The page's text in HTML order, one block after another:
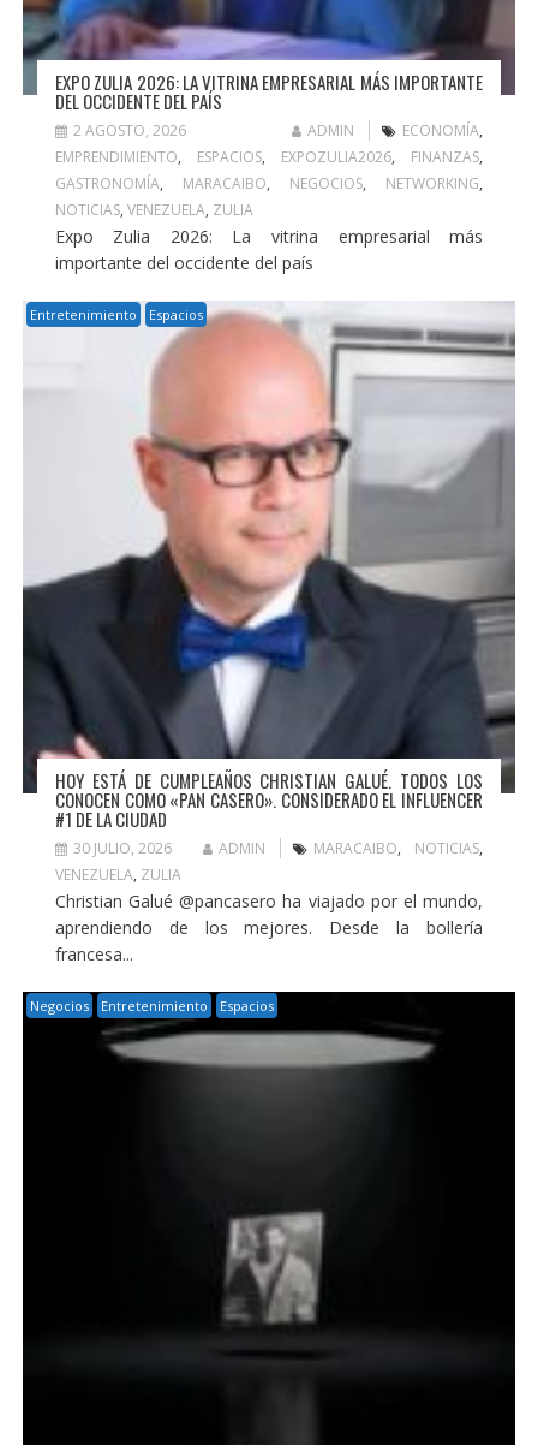
EXPO ZULIA 2026: LA VITRINA EMPRESARIAL MÁS IMPORTANTE
DEL OCCIDENTE DEL PAÍS
2 AGOSTO, 2026 ADMIN ECONOMÍA,
EMPRENDIMIENTO, ESPACIOS, EXPOZULIA2026, FINANZAS,
GASTRONOMÍA, MARACAIBO, NEGOCIOS, NETWORKING,
NOTICIAS, VENEZUELA, ZULIA
Expo Zulia 2026: La vitrina empresarial más
importante del occidente del país
Entretenimiento Espacios
HOY ESTÁ DE CUMPLEAÑOS CHRISTIAN GALUÉ. TODOS LOS
CONOCEN COMO «PAN CASERO». CONSIDERADO EL INFLUENCER
#1 DE LA CIUDAD
30 JULIO, 2026 ADMIN MARACAIBO, NOTICIAS,
VENEZUELA, ZULIA
Christian Galué @pancasero ha viajado por el mundo,
aprendiendo de los mejores. Desde la bollería
francesa...
Negocios Entretenimiento Espacios